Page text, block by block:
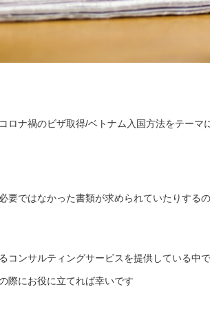
ロナ禍のビザ取得/ベトナム入国方法をテーマ
要ではなかった書類が求められていたりする
コンサルティングサービスを提供している中
際にお役に立てれば幸いです